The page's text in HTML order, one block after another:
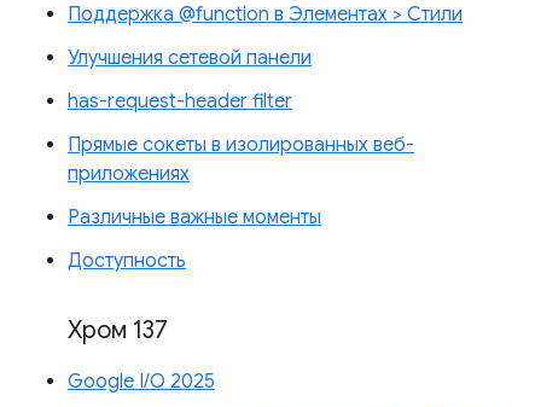
Поддержка @function в Элементах > Стили
Улучшения сетевой панели
has-request-header filter
Прямые сокеты в изолированных веб-
приложениях
Различные важные моменты
Доступность
Хром 137
Google I/O 2025